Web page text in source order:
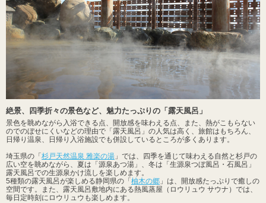
絶景、四季折々の景色など、魅力たっぷりの「露天風呂」
景色を眺めながら入浴できる点、開放感を味わえる点、また、熱がこもらない
のでのぼせにくいなどの理由で「露天風呂」の人気は高く、旅館はもちろん、
日帰り温泉、日帰り入浴施設でも併設しているところが多くあります。
埼玉県の「 杉戸天然温泉 雅楽の湯 」では、四季を通じて味わえる自然と杉戸の
広い空を眺めながら、夏は「源泉あつ湯」、冬は「生源泉つぼ風呂・石風呂」
露天風呂での生源泉かけ流しを楽しめます。
5種類の露天風呂が楽しめる静岡県の「 柚木の郷 」は、開放感たっぷりで癒しの
空間です。また、露天風呂敷地内にある熱風蒸屋（ロウリュウ サウナ）では、
毎日定時刻にロウリュウも楽しめます。